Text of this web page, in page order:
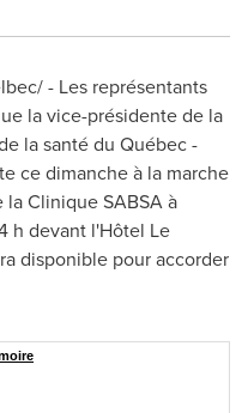
- Les représentants
la vice-présidente de la
la santé du Québec -
ce dimanche à la marche
Clinique SABSA à
h devant l'Hôtel Le
disponible pour accorder